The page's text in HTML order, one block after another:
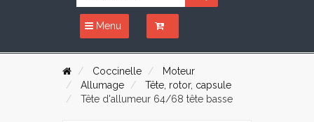
Menu
Coccinelle
Moteur
Allumage
Tête, rotor, capsule
Tête d'allumeur 64/68 tête basse